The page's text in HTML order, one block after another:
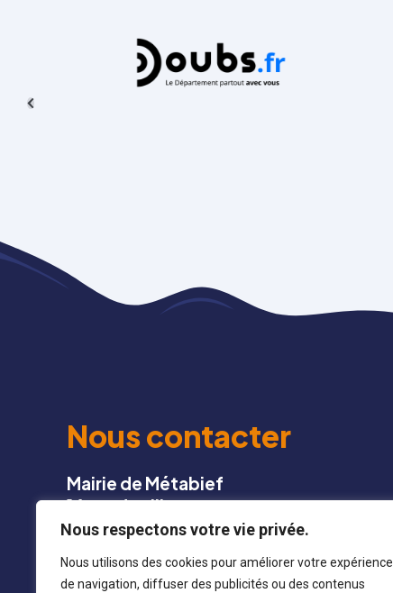
Nous respectons votre vie privée.
Nous utilisons des cookies pour améliorer votre expérience
de navigation, diffuser des publicités ou des contenus
Nous contacter
Mairie de Métabief
16 rue du village
25 370 METABIEF
03 81 49 13 22